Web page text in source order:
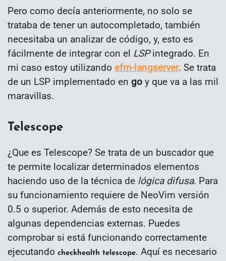
Pero como decía anteriormente, no solo se
trataba de tener un autocompletado, también
necesitaba un analizar de código, y, esto es
fácilmente de integrar con el LSPintegrado. En
mi caso estoy utilizando efm-langserver. Se trata
de un LSP implementado en go y que va a las mil
maravillas.
Telescope
¿Que es Telescope? Se trata de un buscador que
te permite localizar determinados elementos
haciendo uso de la técnica de lógica difusa. Para
su funcionamiento requiere de NeoVim versión
0.5 o superior. Además de esto necesita de
algunas dependencias externas. Puedes
comprobar si está funcionando correctamente
ejecutando checkhealth telescope. Aquí es necesario